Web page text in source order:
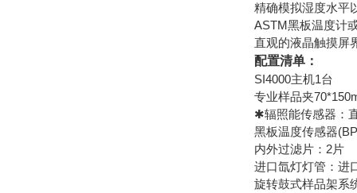
精确模拟湿度水平
ASTM黑板温度计
直观的液晶触摸屏
配置清单：
SI4000主机1台
专业样品夹
✱辐照能传感器：
黑板温度传感器
内外过滤片：2片
进口氙灯灯管：进
旋转鼓式样品架系